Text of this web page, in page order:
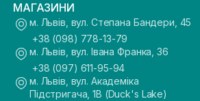
МАГАЗИНИ
м. Львів, вул. Степана Бандери, 45
+38 (098) 778-13-79
м. Львів, вул. Івана Франка, 36
+38 (097) 611-95-94
м. Львів, вул. Академіка
Підстригача, 1В (Duck's Lake)